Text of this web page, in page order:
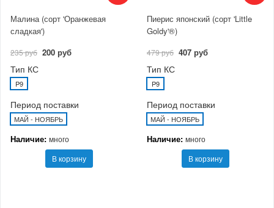
Малина (сорт 'Оранжевая
сладкая')
235 руб 200 руб
Тип КС
P9
Период поставки
МАЙ - НОЯБРЬ
Наличие: много
В корзину
Пиерис японский (сорт 'Little
Goldy'®)
479 руб 407 руб
Тип КС
P9
Период поставки
МАЙ - НОЯБРЬ
Наличие: много
В корзину